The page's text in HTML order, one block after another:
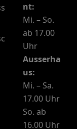
nt:
Mi. – So.
ab 17.00
Uhr
Ausserha
us:
Mi. – Sa.
17.00 Uhr
So. ab
16.00 Uhr